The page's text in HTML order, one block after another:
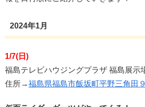
2024年1月
1/7(日)
福島テレビハウジングプラザ 福島展示
住所→福島県福島市飯坂町平野三角田